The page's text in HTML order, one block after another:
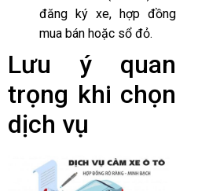
đăng ký xe, hợp đồng
mua bán hoặc sổ đỏ.
Lưu ý quan
trọng khi chọn
dịch vụ